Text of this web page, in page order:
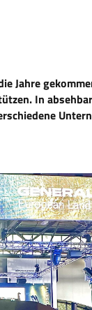
Jahre
In